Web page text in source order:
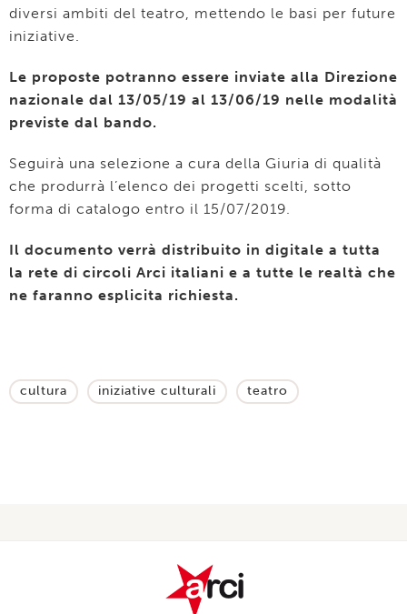
diversi ambiti del teatro, mettendo le basi per future
iniziative.
Le proposte potranno essere inviate alla Direzione
nazionale dal 13/05/19 al 13/06/19 nelle modalità
previste dal bando.
Seguirà una selezione a cura della Giuria di qualità
che produrrà l’elenco dei progetti scelti, sotto
forma di catalogo entro il 15/07/2019.
Il documento verrà distribuito in digitale a tutta
la rete di circoli Arci italiani e a tutte le realtà che
ne faranno esplicita richiesta.
cultura iniziative culturali teatro